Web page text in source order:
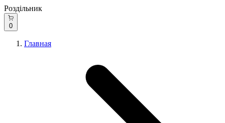
Роздільник
0
Главная